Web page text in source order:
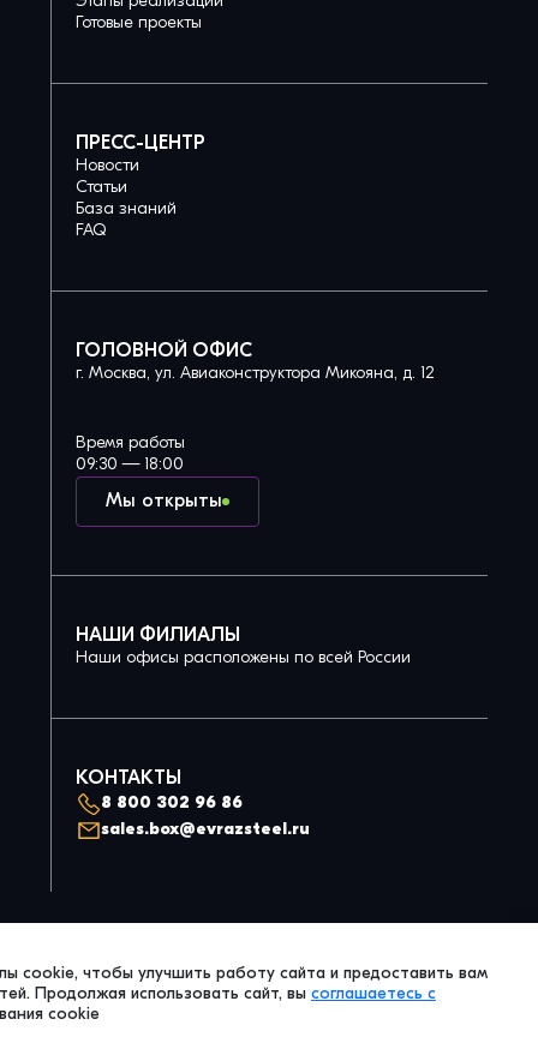
cookie, чтобы улучшить работу сайта и предоставить вам
Продолжая использовать сайт, вы соглашаетесь с
cookie
Готовые проекты
ПРЕСС-ЦЕНТР
Новости
Статьи
База знаний
FAQ
ГОЛОВНОЙ ОФИС
г. Москва, ул. Авиаконструктора Микояна, д. 12
Мы открыты
Время работы
09:30 — 18:00
НАШИ ФИЛИАЛЫ
Наши офисы расположены по всей России
КОНТАКТЫ
8 800 302 96 86
sales.box@evrazsteel.ru
© 2026 Evraz Steel Box. All Right Reserved.